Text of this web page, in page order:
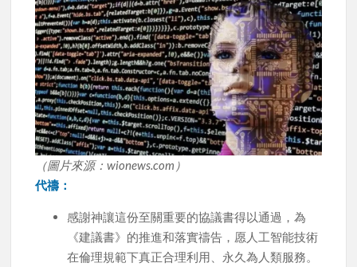
（圖片來源：wionews.com）
代禱：
感謝神讓這份至關重要的協議書得以通過，為
《建議書》的推進和落實禱告，愿人工智能技術
在倫理規範下真正合理利用、永久為人類服務。